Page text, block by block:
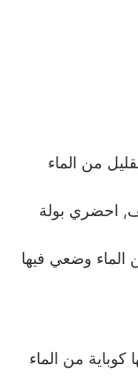
من الماء
احضري بولة
الماء وضعي فيها
من الماء